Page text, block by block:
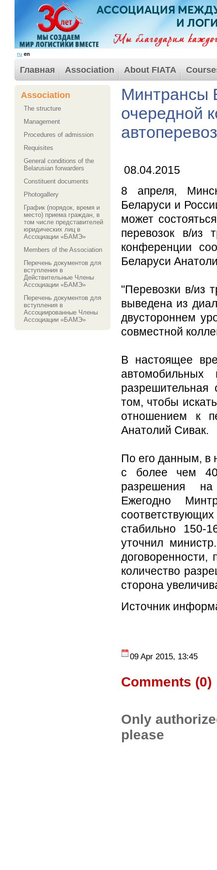
ru en
Главная Association About FIATA
Association
The structure
Management
Procedures of admission
Requisites
General conditions of the
Belarusian forwarders
Сonstituent documents
Photogallery
График (порядок, время и
место) приема граждан, в
том числе представителей
юридических лиц в
Ассоциации «БАМЭ»
Members of the Association
Перечень документов для
вступления в
Действительные Члены
Ассоциации «БАМЭ»
Перечень документов для
вступления в
Ассоциированные Члены
Ассоциации «БАМЭ»
Минтрансы
очередной
08.04.2015
8 апреля,
Беларуси и
может
перевозок в/из
конференции
Беларуси
"Перевозки в/из
выведена из
двустороннем
совместной
В настоящее
автомобильных
том, чтобы
отношением к
Анатолий Сивак.
По его данным, в
с более чем 40
разрешения на
Ежегодно
стабильно 150-
уточнил
количество
сторона
Источник
09 Apr 2015, 13:45
Comments (0)
Only
please